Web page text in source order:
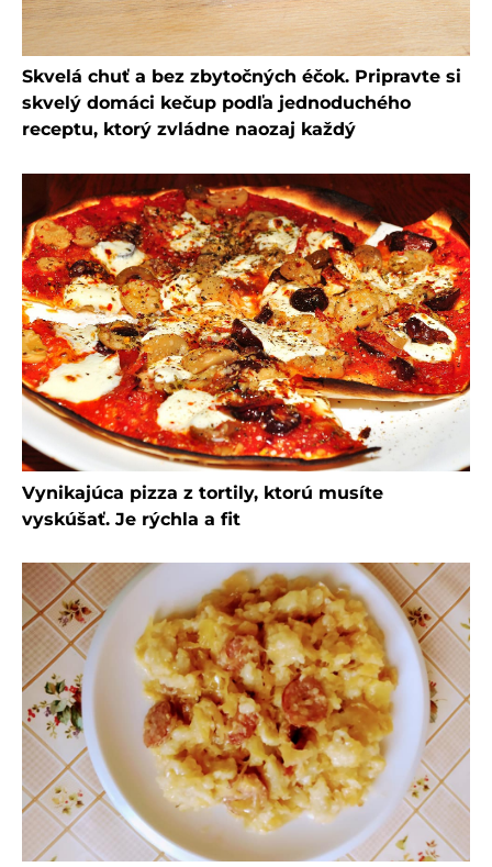
Skvelá chuť a bez zbytočných éčok. Pripravte si
skvelý domáci kečup podľa jednoduchého
receptu, ktorý zvládne naozaj každý
Vynikajúca pizza z tortily, ktorú musíte
vyskúšať. Je rýchla a fit